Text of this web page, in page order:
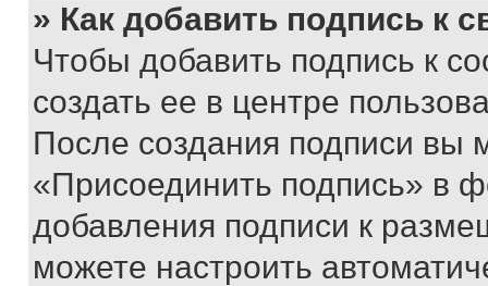
» Как добавить подпись к
Чтобы добавить подпись к
создать ее в центре
После создания подписи вы
«Присоединить подпись» в
добавления подписи к
можете настроить